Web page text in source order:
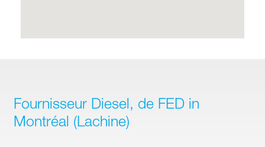
Fournisseur Diesel, de FED in
Montréal (Lachine)